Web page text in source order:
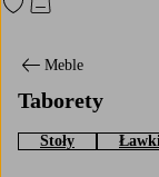
Przejdź do
Przejdź do
Meble
Taborety
Stoły